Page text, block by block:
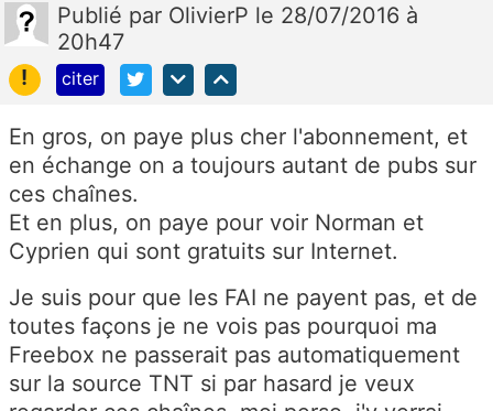
Publié par OlivierP le 28/07/2016 à
20h47
!
citer
En gros, on paye plus cher l'abonnement, et
en échange on a toujours autant de pubs sur
ces chaînes.
Et en plus, on paye pour voir Norman et
Cyprien qui sont gratuits sur Internet.
Je suis pour que les FAI ne payent pas, et de
toutes façons je ne vois pas pourquoi ma
Freebox ne passerait pas automatiquement
sur la source TNT si par hasard je veux